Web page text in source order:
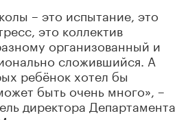
– это испытание, это
это коллектив
организованный и
сложившийся. А
ребёнок хотел бы
быть очень много», –
директора Департамента